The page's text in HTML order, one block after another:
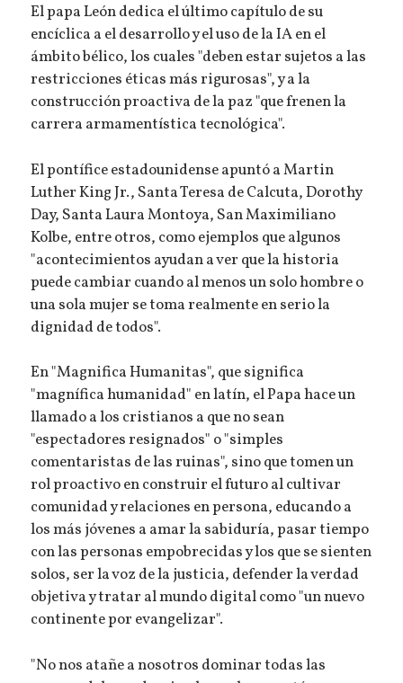
El papa León dedica el último capítulo de su
encíclica a el desarrollo y el uso de la IA en el
ámbito bélico, los cuales "deben estar sujetos a las
restricciones éticas más rigurosas", y a la
construcción proactiva de la paz "que frenen la
carrera armamentística tecnológica".
El pontífice estadounidense apuntó a Martin
Luther King Jr., Santa Teresa de Calcuta, Dorothy
Day, Santa Laura Montoya, San Maximiliano
Kolbe, entre otros, como ejemplos que algunos
"acontecimientos ayudan a ver que la historia
puede cambiar cuando al menos un solo hombre o
una sola mujer se toma realmente en serio la
dignidad de todos".
En "Magnifica Humanitas", que significa
"magnífica humanidad" en latín, el Papa hace un
llamado a los cristianos a que no sean
"espectadores resignados" o "simples
comentaristas de las ruinas", sino que tomen un
rol proactivo en construir el futuro al cultivar
comunidad y relaciones en persona, educando a
los más jóvenes a amar la sabiduría, pasar tiempo
con las personas empobrecidas y los que se sienten
solos, ser la voz de la justicia, defender la verdad
objetiva y tratar al mundo digital como "un nuevo
continente por evangelizar".
"No nos atañe a nosotros dominar todas las